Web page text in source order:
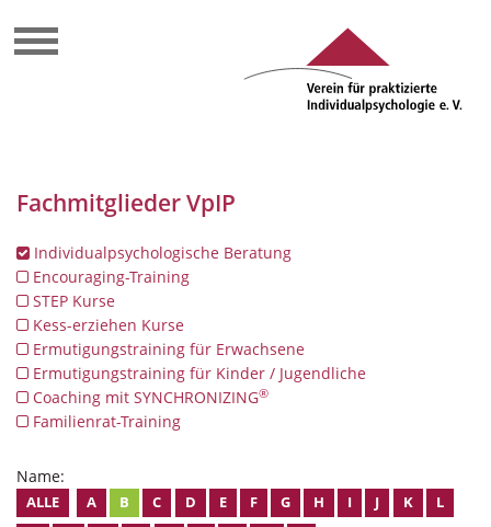
Fachmitglieder VpIP
Individualpsychologische Beratung
Encouraging-Training
STEP Kurse
Kess-erziehen Kurse
Ermutigungstraining für Erwachsene
Ermutigungstraining für Kinder / Jugendliche
Coaching mit SYNCHRONIZING®
Familienrat-Training
Name:
ALLE A B C D E F G H I J K
L